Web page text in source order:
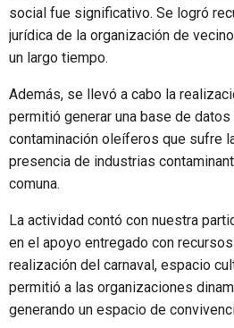
social fue significativo. Se logró
jurídica de la organización de
un largo tiempo.
Además, se llevó a cabo la
permitió generar una base de
contaminación oleíferos que sufre
presencia de industrias
comuna.
La actividad contó con nuestra
en el apoyo entregado con
realización del carnaval, espacio
permitió a las organizaciones
generando un espacio de